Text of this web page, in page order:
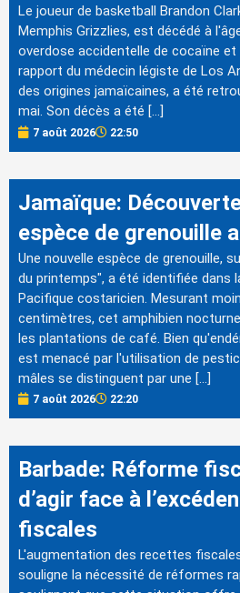
Le joueur de basketball Brandon
Memphis Grizzlies, est décédé à
overdose accidentelle de cocaïne et
rapport du médecin légiste de Los
des origines jamaïcaines, a été
mai. Son décès a été […]
7 août 2026 22:50
Jamaïque:
espèce de grenouille
Une nouvelle espèce de grenouille,
du printemps", a été identifiée dans
Pacifique costaricien. Mesurant
centimètres, cet amphibien
les plantations de café. Bien
est menacé par l'utilisation de
mâles se distinguent par une […]
7 août 2026 22:20
Barbade: Réforme
d’agir face à
fiscales
L'augmentation des recettes
souligne la nécessité de réformes